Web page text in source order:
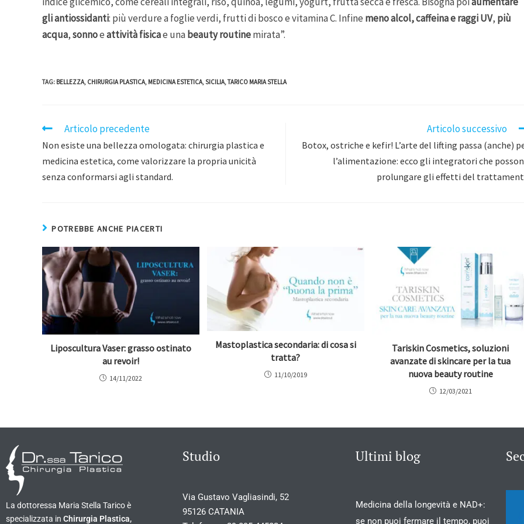
gli antiossidanti: più verdure a foglie verdi, frutti di bosco e vitamina C. Infine meno alcol, caffeina e raggi UV, più
acqua,sonnoeattività fisicae una beauty routinemirata”.
TAG: BELLEZZA, CHIRURGIA PLASTICA, MEDICINA ESTETICA, SICILIA, TARICO MARIA STELLA
Articolo precedente
Non esiste una bellezza omologata: chirurgia plastica e
medicina estetica, come valorizzare la propria unicità
senza conformarsi agli standard.
Articolo successivo
Botox, ostriche e kefir! L’arte del lifting passa (anche)
l’alimentazione: ecco gli integratori che
prolungare gli effetti del
POTREBBE ANCHE PIACERTI
Liposcultura Vaser: grasso ostinato
au revoir!
14/11/2022
Mastoplastica secondaria: di cosa si
tratta?
11/10/2019
Tariskin Cosmetics, soluzioni
avanzate di skincare per la tua
nuova beauty routine
12/03/2021
La dottoressa Maria Stella Tarico è
specializzata in Chirurgia Plastica,
Studio
Via Gustavo Vagliasindi, 52
95126 CATANIA
Ultimi blog
Medicina della longevità e NAD+:
se non puoi fermare il tempo, puoi